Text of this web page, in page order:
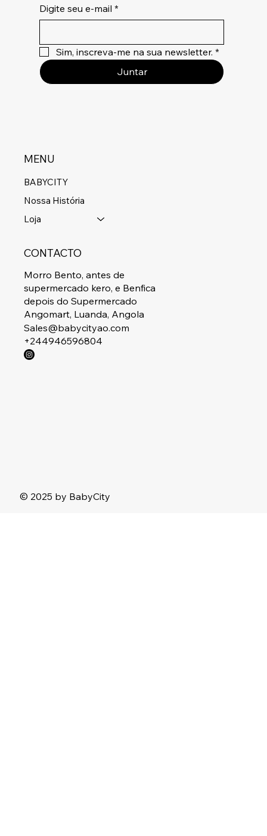
Digite seu e-mail *
Sim, inscreva-me na sua newsletter. *
Juntar
MENU
BABYCITY
Nossa História
Loja
CONTACTO
Morro Bento, antes de
supermercado kero, e Benfica
depois do Supermercado
Angomart, Luanda, Angola
Sales@babycityao.com
+244946596804
© 2025 by BabyCity